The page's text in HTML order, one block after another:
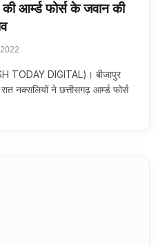
आर्म्ड फोर्स के जवान की
TODAY DIGITAL)। बीजापुर
नक्सलियों ने छत्तीसगढ़ आर्म्ड फोर्स